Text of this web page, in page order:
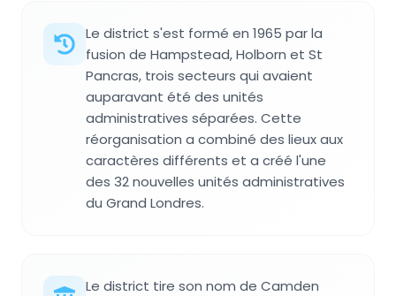
Le district s'est formé en 1965 par la
fusion de Hampstead, Holborn et St
Pancras, trois secteurs qui avaient
auparavant été des unités
administratives séparées. Cette
réorganisation a combiné des lieux aux
caractères différents et a créé l'une
des 32 nouvelles unités administratives
du Grand Londres.
Le district tire son nom de Camden